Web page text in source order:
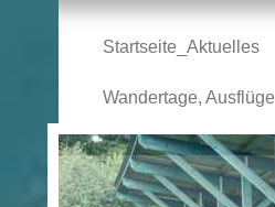
Startseite_Aktuelles
Wandertage, Ausflüge